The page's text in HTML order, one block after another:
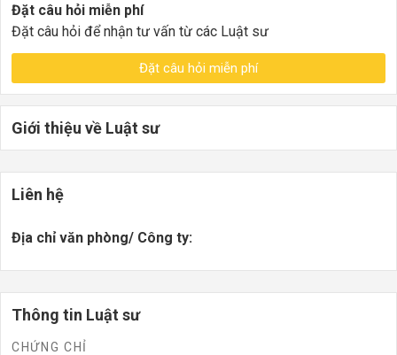
Đặt câu hỏi miễn phí
Đặt câu hỏi để nhận tư vấn từ các Luật sư
Đặt câu hỏi miễn phí
Giới thiệu về Luật sư
Liên hệ
Địa chỉ văn phòng/ Công ty:
Thông tin Luật sư
CHỨNG CHỈ